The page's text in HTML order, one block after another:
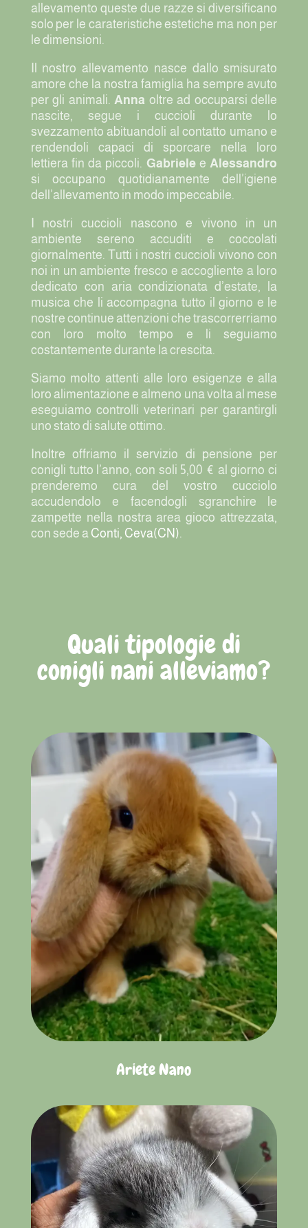
allevamento queste due razze si diversificano
solo per le carateristiche estetiche ma non per
le dimensioni.
Il nostro allevamento nasce dallo smisurato
amore che la nostra famiglia ha sempre avuto
per gli animali. Anna oltre ad occuparsi delle
nascite, segue i cuccioli durante lo
svezzamento abituandoli al contatto umano e
rendendoli capaci di sporcare nella loro
lettiera fin da piccoli. Gabrielee Alessandro
si occupano quotidianamente dell’igiene
dell’allevamento in modo impeccabile.
I nostri cuccioli nascono e vivono in un
ambiente sereno accuditi e coccolati
giornalmente. Tutti i nostri cuccioli vivono con
noi in un ambiente fresco e accogliente a loro
dedicato con aria condizionata d’estate, la
musica che li accompagna tutto il giorno e le
nostre continue attenzioni che trascorrerriamo
con loro molto tempo e li seguiamo
costantemente durante la crescita.
Siamo molto attenti alle loro esigenze e alla
loro alimentazione e almeno una volta al mese
eseguiamo controlli veterinari per garantirgli
uno stato di salute ottimo.
Inoltre offriamo il servizio di pensione per
conigli tutto l’anno, con soli 5,00 € al giorno ci
prenderemo cura del vostro cucciolo
accudendolo e facendogli sgranchire le
zampette nella nostra area gioco attrezzata,
con sede a Conti, Ceva(CN).
Quali tipologie di
conigli nani alleviamo?
Ariete Nano